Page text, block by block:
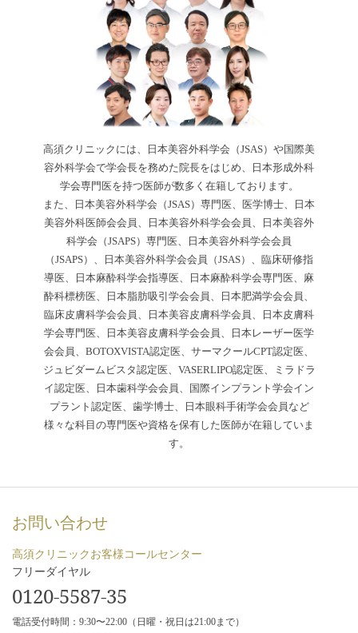
高須クリニックには、日本美容外科学会（JSAS）や国際美
容外科学会で学会長を務めた院長をはじめ、日本形成外科
学会専門医を持つ医師が数多く在籍しております。
また、日本美容外科学会（JSAS）専門医、医学博士、日本
美容外科医師会会員、日本美容外科学会会員、日本美容外
科学会（JSAPS）専門医、日本美容外科学会会員
（JSAPS）、日本美容外科学会会員（JSAS）、臨床研修指
導医、日本麻酔科学会指導医、日本麻酔科学会専門医、麻
酔科標榜医、日本脂肪吸引学会会員、日本肥満学会会員、
臨床皮膚科学会会員、日本美容皮膚科学会員、日本皮膚科
学会専門医、日本美容皮膚科学会会員、日本レーザー医学
会会員、BOTOXVISTA認定医、サーマクールCPT認定医、
ジュビダームビスタ認定医、VASERLIPO認定医、ミラドラ
イ認定医、日本歯科学会会員、国際インプラント学会イン
プラント認定医、歯学博士、日本眼科手術学会会員など
様々な科目の専門医や資格を保有した医師が在籍していま
す。
お問い合わせ
高須クリニックお客様コールセンター
フリーダイヤル
0120-5587-35
電話受付時間：9:30〜22:00（日曜・祝日は21:00まで）